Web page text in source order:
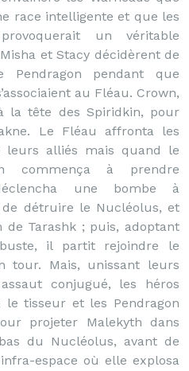
race intelligente et que les
un véritable
et Stacy décidèrent de
Pendragon pendant que
au Fléau. Crown,
la tête des Spiridkin, pour
Le Fléau affronta les
leurs alliés mais quand le
commença à prendre
une bombe à
détruire le Nucléolus, et
de Tarashk ; puis, adoptant
il partit rejoindre le
tour. Mais, unissant leurs
conjugué, les héros
tisseur et les Pendragon
projeter Malekyth dans
du Nucléolus, avant de
espace où elle explosa